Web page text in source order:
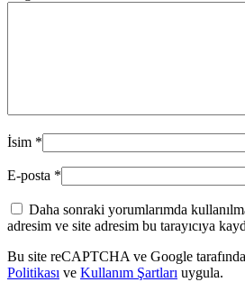
İsim *
E-posta *
Daha sonraki yorumlarımda
adresim ve site adresim bu tarayıcıya
Bu site reCAPTCHA ve Google
Politikası ve Kullanım Şartları uygula.